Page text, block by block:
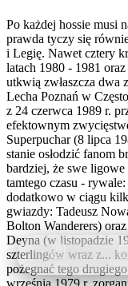
Po każdej hossie musi
prawda tyczy się
i Legię. Nawet cztery
latach 1980 - 1981
utkwią zwłaszcza dwa
Lecha Poznań w
z 24 czerwca 1989 r.
efektownym
Superpuchar (8 lipca
stanie osłodzić fanom
bardziej, że swe
tamtego czasu -
dodatkowo w ciągu
gwiazdy: Tadeusz
Bolton Wanderers)
Deyna (w listopadzie
szterlingów wraz z...
pożegnać tego
września 1979 r.
Newsy